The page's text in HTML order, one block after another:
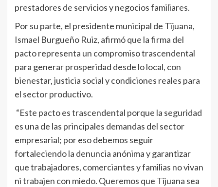
prestadores de servicios y negocios familiares.
Por su parte, el presidente municipal de Tijuana,
Ismael Burgueño Ruiz, afirmó que la firma del
pacto representa un compromiso trascendental
para generar prosperidad desde lo local, con
bienestar, justicia social y condiciones reales para
el sector productivo.
“Este pacto es trascendental porque la seguridad
es una de las principales demandas del sector
empresarial; por eso debemos seguir
fortaleciendo la denuncia anónima y garantizar
que trabajadores, comerciantes y familias no vivan
ni trabajen con miedo. Queremos que Tijuana sea